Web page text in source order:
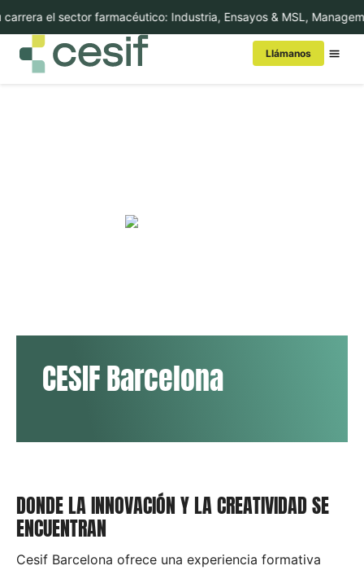
el sector farmacéutico: Industria, Ensayos & MSL,
Llámanos
Blog
Llámanos
CESIF Barcelona
DONDE LA INNOVACIÓN Y LA CREATIVIDAD SE
ENCUENTRAN
Cesif Barcelona ofrece una experiencia formativa